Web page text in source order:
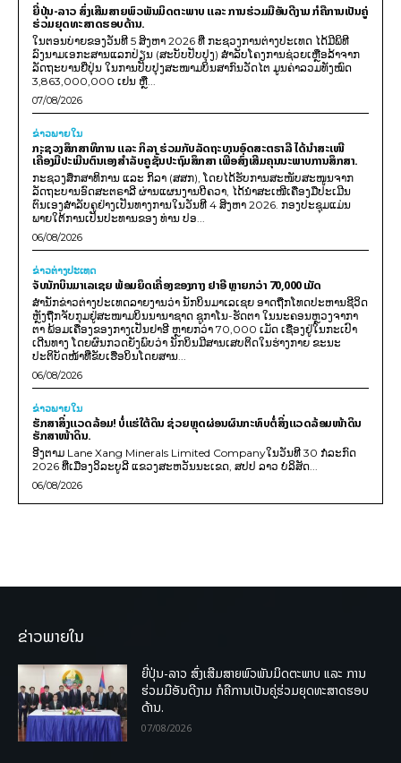
ຍີ່ປຸ່ນ-ລາວ ສົ່ງເສີມສາຍພົວພັນມິດຕະພາບ ແລະ ການຮ່ວມມືອັນດີງາມ ກໍຄືການເປັນຄູ່
ຮ່ວມຍຸດທະສາດຮອບດ້ານ.
ໃນຕອນບ່າຍຂອງວັນທີ 5 ສິງຫາ 2026 ທີ່ ກະຊວງການຕ່າງປະເທດ ໄດ້ມີພິທີ
ລົງນາມເອກະສານແລກປ່ຽນ (ສະບັບປັບປຸງ) ສໍາລັບໂຄງການຊ່ວຍເຫຼືອລ້າຈາກ
ລັດຖະບານຍີ່ປຸ່ນ ໃນການປັບປຸງສະໜາມບິນສາກົນວັດໄຕ ມູນຄ່າລວມທັງໝົດ
3,863,000,000 ເຢນ ຫຼື...
07/08/2026
ຂ່າວພາຍ​ໃນ
ກະຊວງສຶກສາທິການ ແລະ ກິລາ ຮ່ວມກັບລັດຖະບານອົດສະຕຣາລີ ໄດ້ນຳສະເໜີ
ເຄື່ອງມືປະເມີນຕົນເອງສຳລັບຄູຊັ້ນປະຖົມສຶກສາ ເພື່ອສົ່ງເສີມຄຸນນະພາບການສຶກສາ.
ກະຊວງສຶກສາທິການ ແລະ ກິລາ (ສສກ), ໂດຍໄດ້ຮັບການສະໜັບສະໜູນຈາກ
ລັດຖະບານອົດສະຕຣາລີ ຜ່ານແຜນງານບີຄວາ, ໄດ້ນຳສະເໜີເຄື່ອງມືປະເມີນ
ຕົນເອງສຳລັບຄູຢ່າງເປັນທາງການໃນວັນທີ 4 ສິງຫາ 2026. ກອງປະຊຸມແມ່ນ
ພາຍໃຕ້ການເປັນປະທານຂອງ ທ່ານ ປອ...
06/08/2026
ຂ່າວຕ່າງປະເທດ
ຈັບນັກບິນມາເລເຊຍ ພ້ອມຍຶດເຄື່ອງຂອງກາງ ຢາອີ ຫຼາຍກວ່າ 70,000 ເມັດ
ສຳນັກຂ່າວຕ່າງປະເທດລາຍງານວ່າ ນັກບິນມາເລເຊຍ ອາດຖືກໂທດປະຫານຊີວິດ
ຫຼັງຖືກຈັບກຸມຢູ່ສະໜາມບິນນານາຊາດ ຊູກາໂນ-ຮັດຕາ ໃນນະຄອນຫຼວງຈາກາ
ຕາ ພ້ອມເຄື່ອງຂອງກາງເປັນຢາອີ ຫຼາຍກວ່າ 70,000 ເມັດ ເຊື່ອງຢູ່ໃນກະເປົາ
ເດີນທາງ ໂດຍຜົນກວດຍັງພົບວ່າ ນັກບິນມີສານເສບຕິດໃນຮ່າງກາຍ ຂະນະ
ປະຕິບັດໜ້າທີ່ຂັບເຮືອບິນໂດຍສານ...
06/08/2026
ຂ່າວພາຍ​ໃນ
ຮັກສາສິ່ງແວດລ້ອມ! ບໍ່ແຮ່ໃຕ້ດິນ ຊ່ວຍຫຼຸດຜ່ອນຜົນກະທົບຕໍ່ສິ່ງແວດລ້ອມໜ້າດິນ
ຮັກສາໜ້າດິນ.
ອີງຕາມ Lane Xang Minerals Limited Companyໃນວັນທີ 30 ກໍລະກົດ
2026 ທີ່ເມືອງວິລະບູລີ ແຂວງສະຫວັນນະເຂດ, ສປປ ລາວ ບໍລິສັດ...
06/08/2026
ຂ່າວພາຍໃນ
ຍີ່ປຸ່ນ-ລາວ ສົ່ງເສີມສາຍພົວພັນມິດຕະພາບ ແລະ ການ
ຮ່ວມມືອັນດີງາມ ກໍຄືການເປັນຄູ່ຮ່ວມຍຸດທະສາດຮອບ
ດ້ານ.
07/08/2026